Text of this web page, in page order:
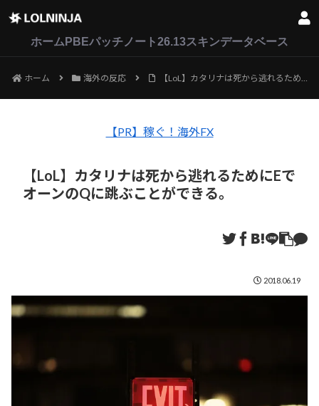
ホーム PBEパッチノート26.13スキンデータベース
ホーム 海外の反応 【LoL】カタリナは死から逃れるためにEでオーンのQに跳ぶことができる。
【PR】稼ぐ！海外FX
【LoL】カタリナは死から逃れるためにEで
オーンのQに跳ぶことができる。
2018.06.19